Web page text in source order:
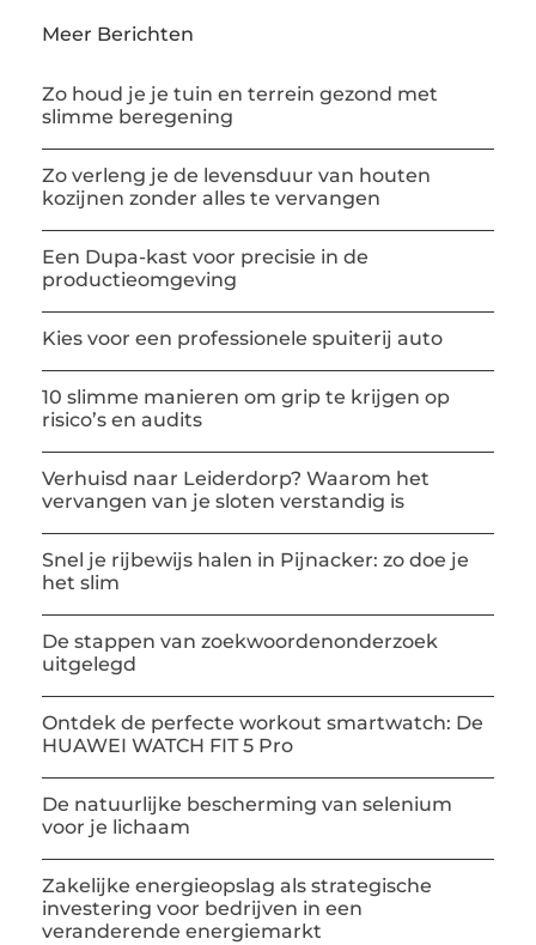
Meer Berichten
Zo houd je je tuin en terrein gezond met
slimme beregening
Zo verleng je de levensduur van houten
kozijnen zonder alles te vervangen
Een Dupa-kast voor precisie in de
productieomgeving
Kies voor een professionele spuiterij auto
10 slimme manieren om grip te krijgen op
risico’s en audits
Verhuisd naar Leiderdorp? Waarom het
vervangen van je sloten verstandig is
Snel je rijbewijs halen in Pijnacker: zo doe je
het slim
De stappen van zoekwoordenonderzoek
uitgelegd
Ontdek de perfecte workout smartwatch: De
HUAWEI WATCH FIT 5 Pro
De natuurlijke bescherming van selenium
voor je lichaam
Zakelijke energieopslag als strategische
investering voor bedrijven in een
veranderende energiemarkt